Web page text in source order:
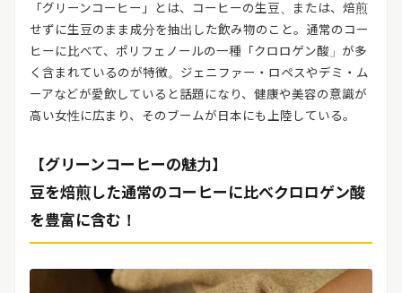
「グリーンコーヒー」とは、コーヒーの生豆、または、焙煎
せずに生豆のまま成分を抽出した飲み物のこと。通常のコー
ヒーに比べて、ポリフェノールの一種「クロロゲン酸」が多
く含まれているのが特徴。ジェニファー・ロペスやデミ・ム
ーアなどが愛飲していると話題になり、健康や美容の意識が
高い女性に広まり、そのブームが日本にも上陸している。
【グリーンコーヒーの魅力】
豆を焙煎した通常のコーヒーに比べクロロゲン酸
を豊富に含む！